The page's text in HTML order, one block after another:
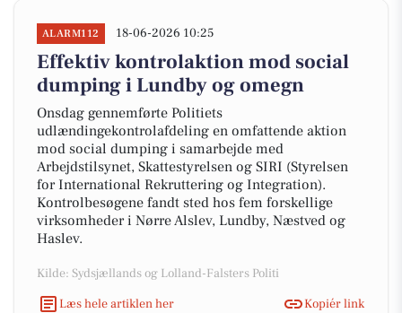
ALARM112 18-06-2026 10:25
Effektiv kontrolaktion mod social
dumping i Lundby og omegn
Onsdag gennemførte Politiets
udlændingekontrolafdeling en omfattende aktion
mod social dumping i samarbejde med
Arbejdstilsynet, Skattestyrelsen og SIRI (Styrelsen
for International Rekruttering og Integration).
Kontrolbesøgene fandt sted hos fem forskellige
virksomheder i Nørre Alslev, Lundby, Næstved og
Haslev.
Kilde: Sydsjællands og Lolland-Falsters Politi
Læs hele artiklen her
Kopiér link